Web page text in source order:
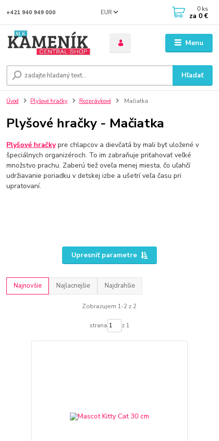
Menu
EUR
Hľadať
+421 940 949 000 0 ks
za 0 €
Úvod Plyšové hračky Rozprávkové Mačiatka
Plyšové hračky - Mačiatka
Plyšové hračkypre chlapcov a dievčatá by mali byť uložené v
špeciálnych organizéroch. To im zabraňuje priťahovať veľké
množstvo prachu. Zaberú tiež oveľa menej miesta, čo uľahčí
udržiavanie poriadku v detskej izbe a ušetrí veľa času pri
upratovaní.
Upresniť parametre
Najnovšie Najlacnejšie Najdrahšie
Zobrazujem 1-2 z 2
strana z 1